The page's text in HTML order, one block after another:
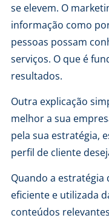
se elevem. O
informação como
pessoas possam
serviços. O que é
resultados.
Outra explicação
melhor a sua
pela sua estratégia,
perfil de cliente
Quando a
eficiente e utilizada
conteúdos